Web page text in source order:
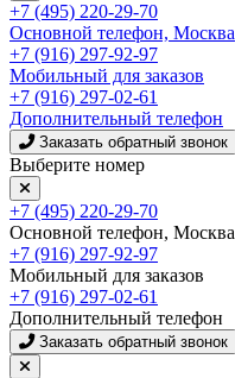
+7 (495) 220-29-70
Основной телефон, Москва
+7 (916) 297-92-97
Мобильный для заказов
+7 (916) 297-02-61
Дополнительный телефон
Заказать обратный звонок
Выберите номер
+7 (495) 220-29-70
Основной телефон, Москва
+7 (916) 297-92-97
Мобильный для заказов
+7 (916) 297-02-61
Дополнительный телефон
Заказать обратный звонок